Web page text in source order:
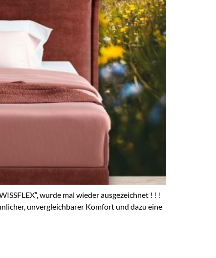
wurde mal wieder ausgezeichnet ! ! !
unvergleichbarer Komfort und dazu eine